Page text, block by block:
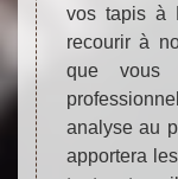
vos tapis à
recourir à
que vous
analyse au
apportera